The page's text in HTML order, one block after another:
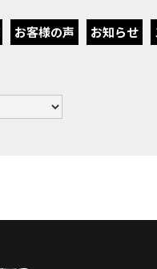
お客様の声 お知らせ